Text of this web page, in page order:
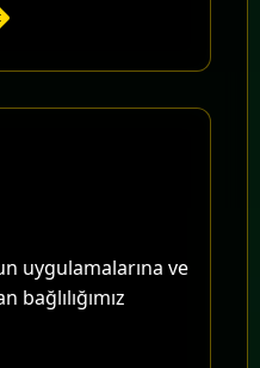
uygulamalarına ve
bağlılığımız